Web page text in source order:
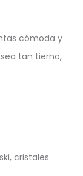
cómoda y
tan tierno,
cristales